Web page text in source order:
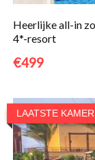
Heerlijke all-in
4*-resort
€499
LAATSTE